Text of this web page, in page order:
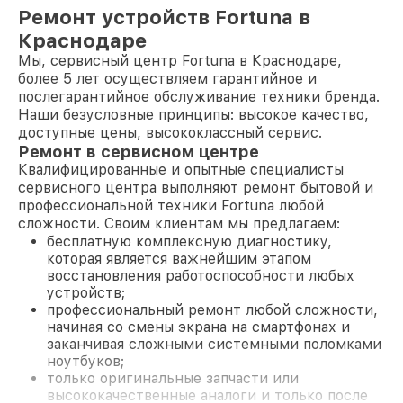
Ремонт устройств Fortuna в
Краснодаре
Мы, сервисный центр Fortuna в Краснодаре,
более 5 лет осуществляем гарантийное и
послегарантийное обслуживание техники бренда.
Наши безусловные принципы: высокое качество,
доступные цены, высококлассный сервис.
Ремонт в сервисном центре
Квалифицированные и опытные специалисты
сервисного центра выполняют ремонт бытовой и
профессиональной техники Fortuna любой
сложности. Своим клиентам мы предлагаем:
бесплатную комплексную диагностику,
которая является важнейшим этапом
восстановления работоспособности любых
устройств;
профессиональный ремонт любой сложности,
начиная со смены экрана на смартфонах и
заканчивая сложными системными поломками
ноутбуков;
только оригинальные запчасти или
высококачественные аналоги и только после